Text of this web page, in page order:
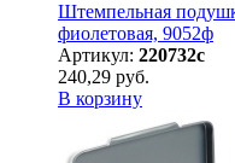
Штемпельная
фиолетовая, 9052ф
Артикул: 220732с
240,29 руб.
В корзину